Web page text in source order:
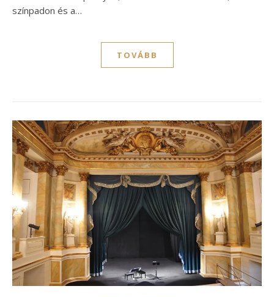
színpadon és a…
TOVÁBB